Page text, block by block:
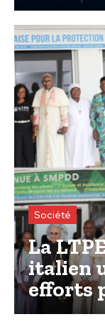
Société
La
italien
efforts